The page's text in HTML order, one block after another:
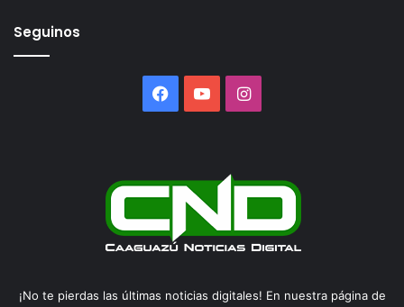
Seguinos
FacebookYouTubeInstagram
¡No te pierdas las últimas noticias digitales! En nuestra página de